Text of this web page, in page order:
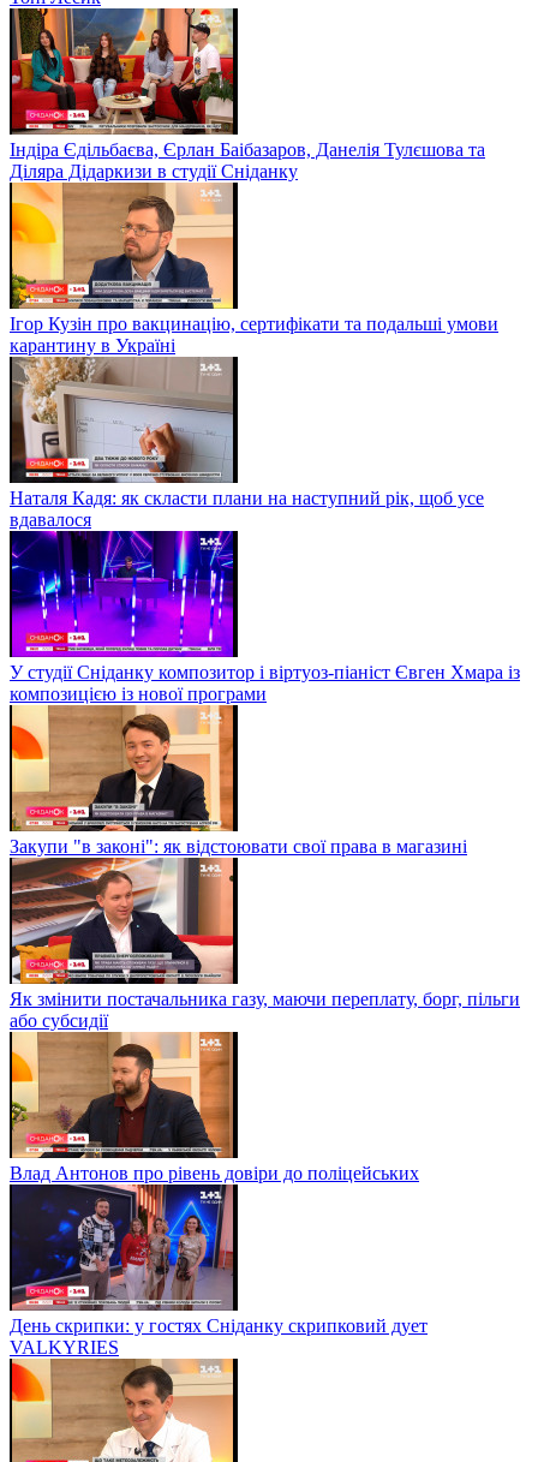
Індіра Єдільбаєва, Єрлан Баібазаров, Данелія Тулєшова та
Діляра Дідаркизи в студії Сніданку
Ігор Кузін про вакцинацію, сертифікати та подальші умови
карантину в Україні
Наталя Кадя: як скласти плани на наступний рік, щоб усе
вдавалося
У студії Сніданку композитор і віртуоз-піаніст Євген Хмара із
композицією із нової програми
Закупи "в законі": як відстоювати свої права в магазині
Як змінити постачальника газу, маючи переплату, борг, пільги
або субсидії
Влад Антонов про рівень довіри до поліцейських
День скрипки: у гостях Сніданку скрипковий дует
VALKYRIES